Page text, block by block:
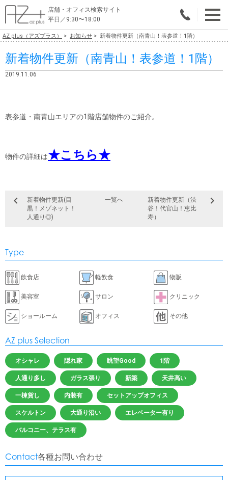
店舗・オフィス検索サイト
平日／9:30〜18:00
物件総合検索
エリアで探す
こだわりで探す
テナントビルオーナー様へ
店舗・オフィスの内装会社を探す
AZ plus（アズプラス） お知らせ 新着物件更新（南青山！表参道！1階）
新着物件更新（南青山！表参道！1階）
2019.11.06
表参道・南青山エリアの1階店舗物件のご紹介。
物件の詳細は★こちら★
新着物件更新(目
黒！メゾネット！
人通り◎)
一覧へ
新着物件更新（渋
谷！代官山！恵比
寿）
Type
飲食店 軽飲食 物販
美容室 サロン クリニック
ショールーム オフィス その他
AZ plus Selection
オシャレ 隠れ家 眺望Good 1階
人通り多し ガラス張り 新築 天井高い
一棟貨し 内装有 セットアップオフィス
スケルトン 大通り沿い エレベーター有り
バルコニー、テラス有
Contact各種お問い合わせ